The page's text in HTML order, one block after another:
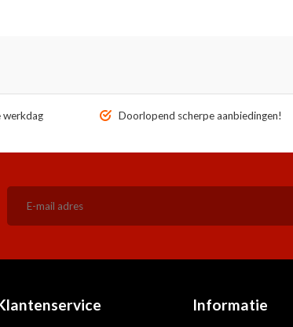
werkdag
Doorlopend scherpe aanbiedingen!
Informatie